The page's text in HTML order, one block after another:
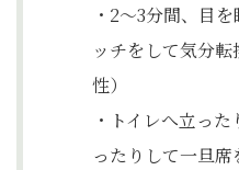
・2～3分間、目
ッチをして気分
性）
・トイレへ立っ
ったりして一旦